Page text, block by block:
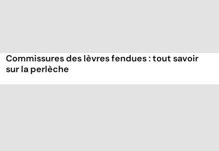
Commissures des lèvres fendues : tout savoir
sur la perlèche